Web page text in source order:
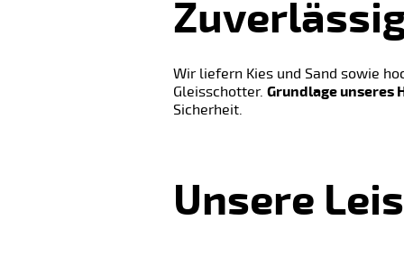
Wir liefern Kies und Sand sowie
Gleisschotter. Grundlage unseres
Sicherheit.
Unsere